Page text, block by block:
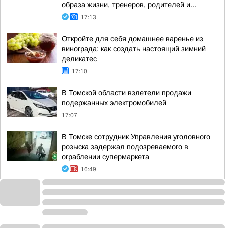
образа жизни, тренеров, родителей и...
17:13
Откройте для себя домашнее варенье из
винограда: как создать настоящий зимний
деликатес
17:10
В Томской области взлетели продажи
подержанных электромобилей
17:07
В Томске сотрудник Управления уголовного
розыска задержал подозреваемого в
ограблении супермаркета
16:49